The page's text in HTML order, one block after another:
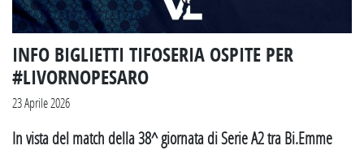
INFO BIGLIETTI TIFOSERIA OSPITE PER
#LIVORNOPESARO
23 Aprile 2026
In vista del match della 38^ giornata di Serie A2 tra Bi.Emme